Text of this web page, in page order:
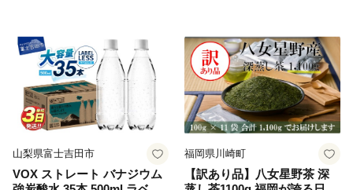
山梨県富士吉田市
VOX ストレート バナジウム
福岡県川崎町
【訳あり品】八女星野茶 深